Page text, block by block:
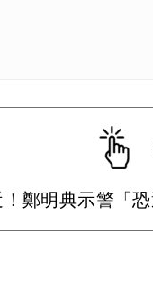
！鄭明典示警「